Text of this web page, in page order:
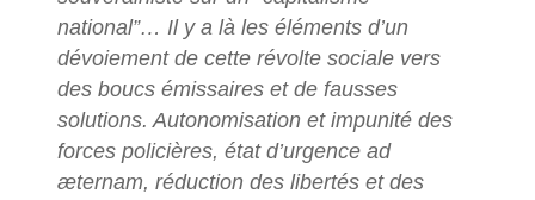
national”… Il y a là les éléments d’un
dévoiement de cette révolte sociale vers
des boucs émissaires et de fausses
solutions. Autonomisation et impunité des
forces policières, état d’urgence ad
æternam, réduction des libertés et des